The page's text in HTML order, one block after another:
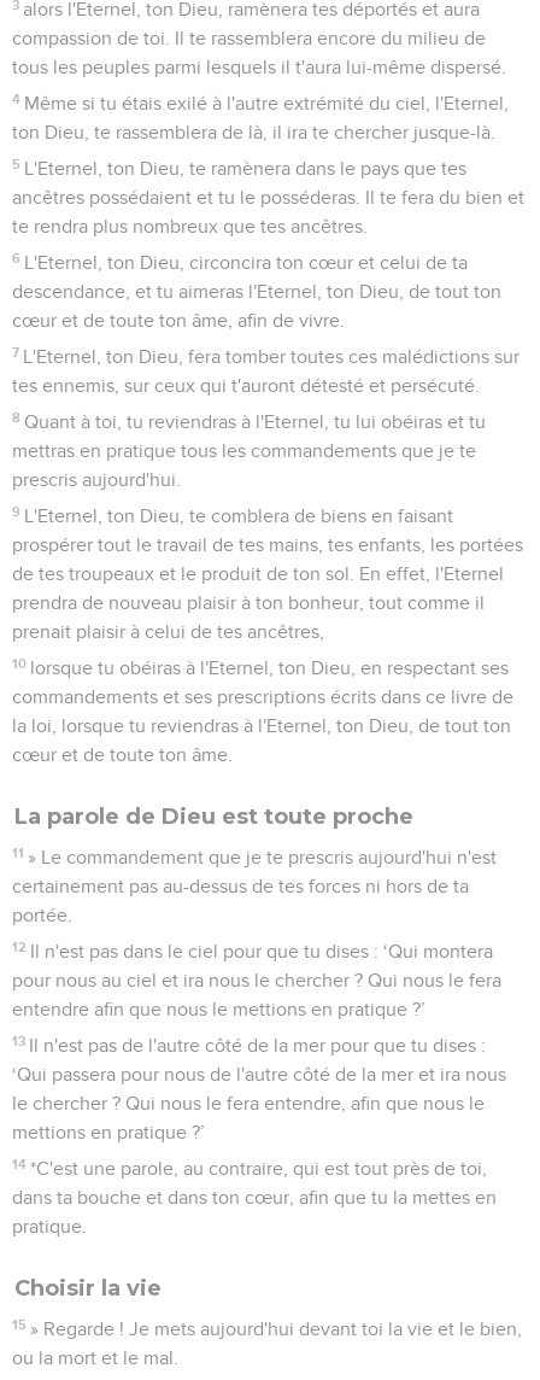
3 alors l'Eternel, ton Dieu, ramènera tes déportés et aura
compassion de toi. Il te rassemblera encore du milieu de
tous les peuples parmi lesquels il t'aura lui-même dispersé.
4 Même si tu étais exilé à l'autre extrémité du ciel, l'Eternel,
ton Dieu, te rassemblera de là, il ira te chercher jusque-là.
5 L'Eternel, ton Dieu, te ramènera dans le pays que tes
ancêtres possédaient et tu le posséderas. Il te fera du bien et
te rendra plus nombreux que tes ancêtres.
6 L'Eternel, ton Dieu, circoncira ton cœur et celui de ta
descendance, et tu aimeras l'Eternel, ton Dieu, de tout ton
cœur et de toute ton âme, afin de vivre.
7 L'Eternel, ton Dieu, fera tomber toutes ces malédictions sur
tes ennemis, sur ceux qui t'auront détesté et persécuté.
8 Quant à toi, tu reviendras à l'Eternel, tu lui obéiras et tu
mettras en pratique tous les commandements que je te
prescris aujourd'hui.
9 L'Eternel, ton Dieu, te comblera de biens en faisant
prospérer tout le travail de tes mains, tes enfants, les portées
de tes troupeaux et le produit de ton sol. En effet, l'Eternel
prendra de nouveau plaisir à ton bonheur, tout comme il
prenait plaisir à celui de tes ancêtres,
10 lorsque tu obéiras à l'Eternel, ton Dieu, en respectant ses
commandements et ses prescriptions écrits dans ce livre de
la loi, lorsque tu reviendras à l'Eternel, ton Dieu, de tout ton
cœur et de toute ton âme.
La parole de Dieu est toute proche
11 » Le commandement que je te prescris aujourd'hui n'est
certainement pas au-dessus de tes forces ni hors de ta
portée.
12 Il n'est pas dans le ciel pour que tu dises : ‘Qui montera
pour nous au ciel et ira nous le chercher ? Qui nous le fera
entendre afin que nous le mettions en pratique ?’
13 Il n'est pas de l'autre côté de la mer pour que tu dises :
‘Qui passera pour nous de l'autre côté de la mer et ira nous
le chercher ? Qui nous le fera entendre, afin que nous le
mettions en pratique ?’
14 *C'est une parole, au contraire, qui est tout près de toi,
dans ta bouche et dans ton cœur, afin que tu la mettes en
pratique.
Choisir la vie
15 » Regarde ! Je mets aujourd'hui devant toi la vie et le bien,
ou la mort et le mal.